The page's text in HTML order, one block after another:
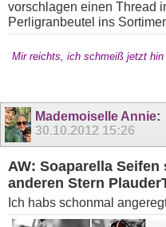
vorschlagen einen Thread
Perligranbeutel ins
Mir reichts, ich schmeiß jetzt hin
Mademoiselle Annie:
30.10.2012 15:26
AW: Soaparella
anderen Stern
Ich habs schonmal